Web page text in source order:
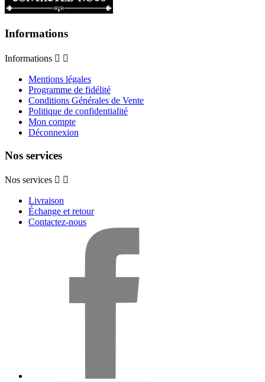
Informations
Informations  
Mentions légales
Programme de fidélité
Conditions Générales de Vente
Politique de confidentialité
Mon compte
Déconnexion
Nos services
Nos services  
Livraison
Échange et retour
Contactez-nous